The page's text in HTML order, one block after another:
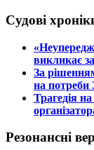
Судові
викликає
​За
на
​Трагедія на
Резонансні